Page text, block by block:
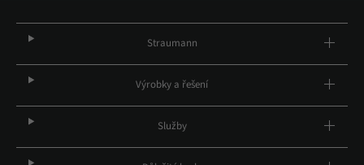
Straumann
Výrobky a řešení
Služby